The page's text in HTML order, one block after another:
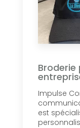
Broderie
Impulse
est